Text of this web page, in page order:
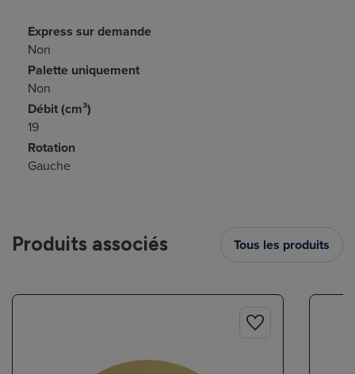
Express sur demande
Non
Palette uniquement
Non
Débit (cm³)
19
Rotation
Gauche
Produits associés Tous les produits